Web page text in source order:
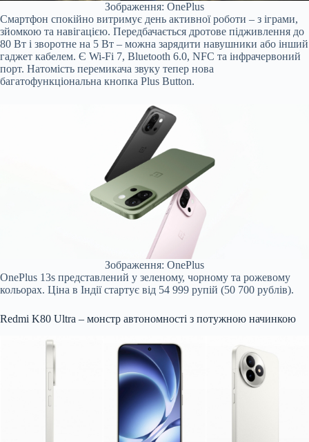
Зображення: OnePlus
Смартфон спокійно витримує день активної роботи – з іграми,
зйомкою та навігацією. Передбачається дротове підживлення до
80 Вт і зворотне на 5 Вт – можна зарядити навушники або інший
гаджет кабелем. Є Wi-Fi 7, Bluetooth 6.0, NFC та інфрачервоний
порт. Натомість перемикача звуку тепер нова
багатофункціональна кнопка Plus Button.
Зображення: OnePlus
OnePlus 13s представлений у зеленому, чорному та рожевому
кольорах. Ціна в Індії стартує від 54 999 рупій (50 700 рублів).
Redmi K80 Ultra – монстр автономності з потужною начинкою